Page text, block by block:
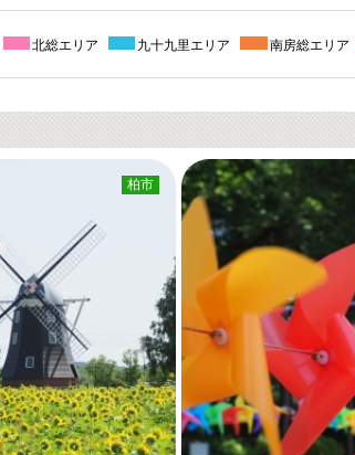
北総エリア 九十九里エリア 南房総エリア
柏市